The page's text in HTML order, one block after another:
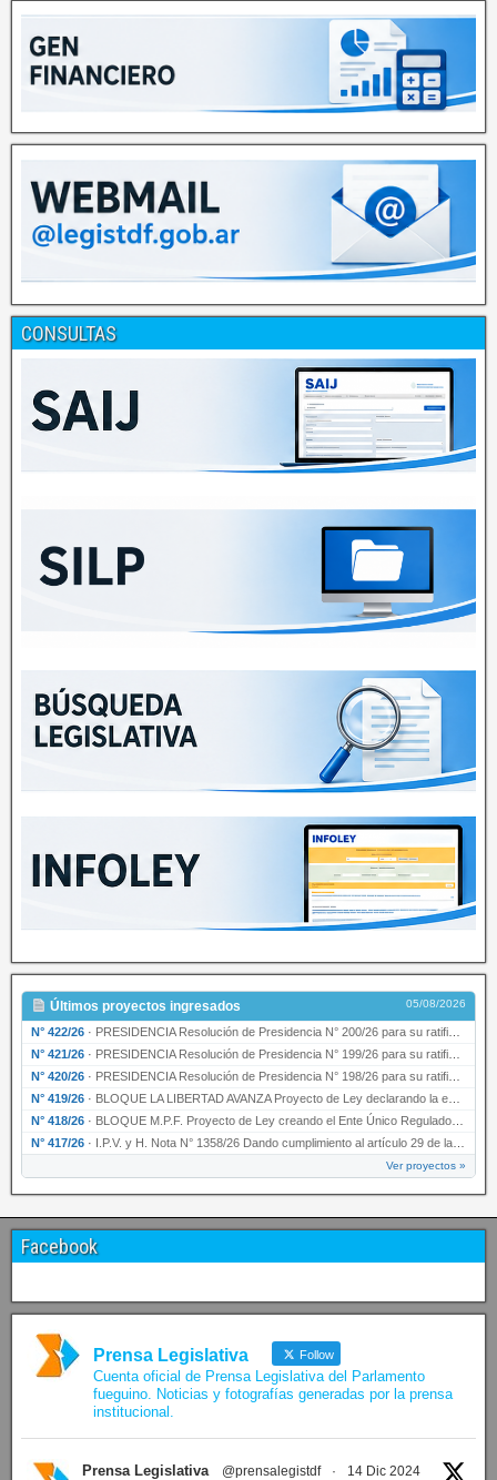
CONSULTAS
Últimos proyectos ingresados 05/08/2026
N° 422/26 · PRESIDENCIA Resolución de Presidencia N° 200/26 para su ratificación.
N° 421/26 · PRESIDENCIA Resolución de Presidencia N° 199/26 para su ratificación.
N° 420/26 · PRESIDENCIA Resolución de Presidencia N° 198/26 para su ratificación.
N° 419/26 · BLOQUE LA LIBERTAD AVANZA Proyecto de Ley declarando la esencialidad del servicio educativ…
N° 418/26 · BLOQUE M.P.F. Proyecto de Ley creando el Ente Único Regulador de servicios públicos de la …
N° 417/26 · I.P.V. y H. Nota N° 1358/26 Dando cumplimiento al artículo 29 de la Ley provincial N° 1399…
Ver proyectos »
Facebook
Prensa Legislativa Follow
Cuenta oficial de Prensa Legislativa del Parlamento
fueguino. Noticias y fotografías generadas por la prensa
institucional.
Prensa Legislativa @prensalegistdf · 14 Dic 2024